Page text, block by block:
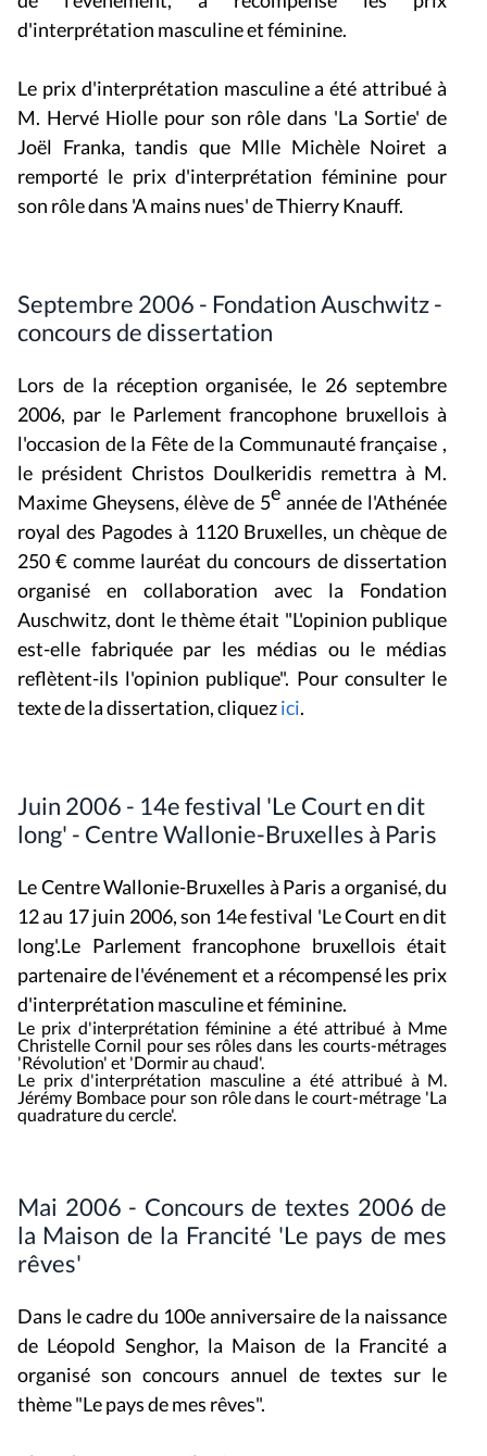
d'interprétation masculine et féminine.
Le prix d'interprétation masculine a été attribué à
M. Hervé Hiolle pour son rôle dans 'La Sortie' de
Joël Franka, tandis que Mlle Michèle Noiret a
remporté le prix d'interprétation féminine pour
son rôle dans 'A mains nues' de Thierry Knauff.
Septembre 2006 - Fondation Auschwitz -
concours de dissertation
Lors de la réception organisée, le 26 septembre
2006, par le Parlement francophone bruxellois à
l'occasion de la Fête de la Communauté française ,
le président Christos Doulkeridis remettra à M.
Maxime Gheysens, élève de 5eannée de l'Athénée
royal des Pagodes à 1120 Bruxelles, un chèque de
250 € comme lauréat du concours de dissertation
organisé en collaboration avec la Fondation
Auschwitz, dont le thème était "L'opinion publique
est-elle fabriquée par les médias ou le médias
reflètent-ils l'opinion publique". Pour consulter le
texte de la dissertation, cliquezici.
Juin 2006 - 14e festival 'Le Court en dit
long' - Centre Wallonie-Bruxelles à Paris
Le Centre Wallonie-Bruxelles à Paris a organisé, du
12 au 17 juin 2006, son 14e festival 'Le Court en dit
long'.Le Parlement francophone bruxellois était
partenaire de l'événement et a récompensé les prix
d'interprétation masculine et féminine.
Le prix d'interprétation féminine a été attribué à Mme
Christelle Cornil pour ses rôles dans les courts-métrages
'Révolution' et 'Dormir au chaud'.
Le prix d'interprétation masculine a été attribué à M.
Jérémy Bombace pour son rôle dans le court-métrage 'La
quadrature du cercle'.
Mai 2006 - Concours de textes 2006 de
la Maison de la Francité 'Le pays de mes
rêves'
Dans le cadre du 100e anniversaire de la naissance
de Léopold Senghor, la Maison de la Francité a
organisé son concours annuel de textes sur le
thème "Le pays de mes rêves".